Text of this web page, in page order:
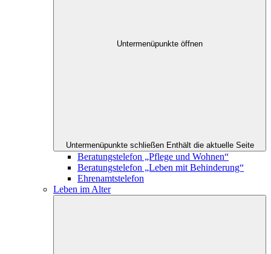
Untermenüpunkte öffnen
Untermenüpunkte schließen Enthält die aktuelle Seite
Beratungstelefon „Pflege und Wohnen“
Beratungstelefon „Leben mit Behinderung“
Ehrenamtstelefon
Leben im Alter